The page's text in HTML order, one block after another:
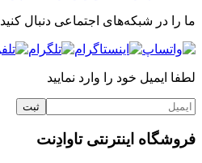
ما را در شبکه‌های اجتماعی دنبال کنید
لطفا ایمیل خود را وارد نمایید
فروشگاه اینترنتی تاوادِنت